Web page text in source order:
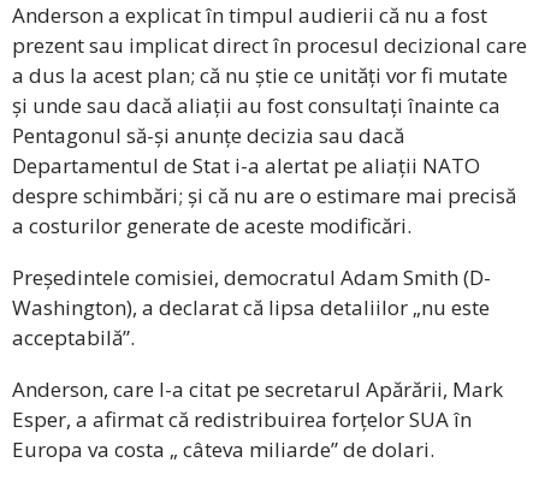
Anderson a explicat în timpul audierii că nu a fost
prezent sau implicat direct în procesul decizional care
a dus la acest plan; că nu știe ce unități vor fi mutate
și unde sau dacă aliații au fost consultați înainte ca
Pentagonul să-și anunțe decizia sau dacă
Departamentul de Stat i-a alertat pe aliații NATO
despre schimbări; și că nu are o estimare mai precisă
a costurilor generate de aceste modificări.
Președintele comisiei, democratul Adam Smith (D-
Washington), a declarat că lipsa detaliilor „nu este
acceptabilă”.
Anderson, care l-a citat pe secretarul Apărării, Mark
Esper, a afirmat că redistribuirea forțelor SUA în
Europa va costa „ câteva miliarde” de dolari.